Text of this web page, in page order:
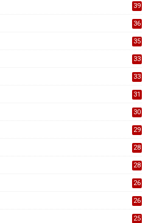
39
36
35
33
33
31
30
29
28
28
26
26
25